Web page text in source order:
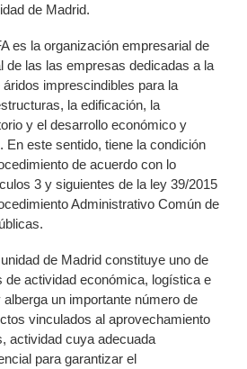
de Madrid.
es la organización empresarial de
de las las empresas dedicadas a la
imprescindibles para la
la edificación, la
y el desarrollo económico y
En este sentido, tiene la condición
de acuerdo con lo
3 y siguientes de la ley 39/2015
Administrativo Común de
de Madrid constituye uno de
de actividad económica, logística e
un importante número de
vinculados al aprovechamiento
actividad cuya adecuada
para garantizar el